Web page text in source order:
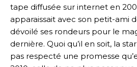
tape diffusée sur internet en
apparaissait avec son petit-ami
dévoilé ses rondeurs pour le
dernière. Quoi qu’il en soit, la
pas respecté une promesse